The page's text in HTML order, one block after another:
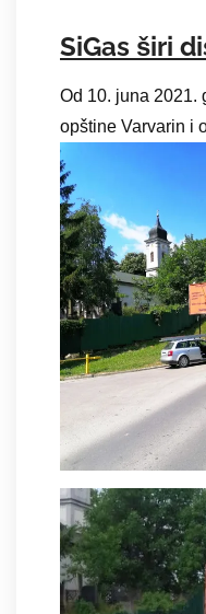
SiGas širi
Od 10. juna 2021.
opštine Varvarin i